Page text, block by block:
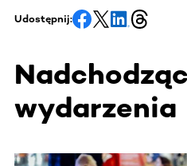
Udostępnij:
wydarzenia
Ta sekcja zawiera treści